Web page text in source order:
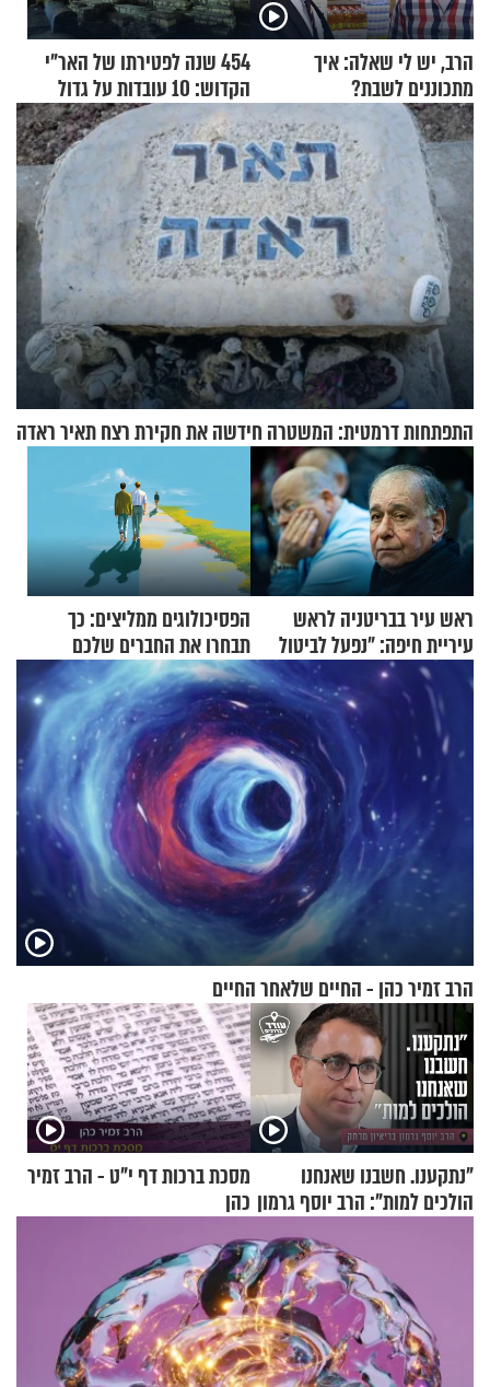
הרב, יש לי שאלה: איך
מתכוננים לשבת?
454 שנה לפטירתו של האר"י
הקדוש: 10 עובדות על גדול
מקובלי צפת
התפתחות דרמטית: המשטרה חידשה את חקירת רצח תאיר ראדה
ראש עיר בבריטניה לראש
עיריית חיפה: ״נפעל לביטול
ברית הערים התאומות״
הפסיכולוגים ממליצים: כך
תבחרו את החברים שלכם
בחיים
הרב זמיר כהן - החיים שלאחר החיים
"נתקענו. חשבנו שאנחנו
הולכים למות": הרב יוסף גרמון
מסכת ברכות דף י"ט - הרב זמיר
כהן